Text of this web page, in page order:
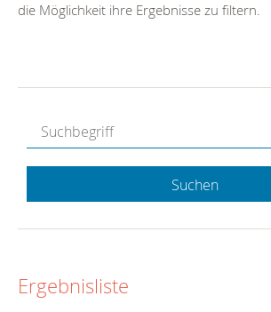
die Möglichkeit ihre Ergebnisse zu filtern.
Suchen
Ergebnisliste